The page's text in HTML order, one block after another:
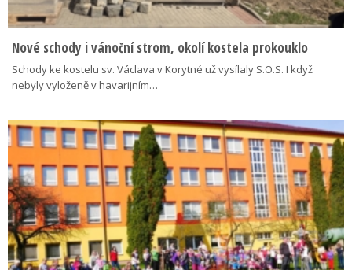
Nové schody i vánoční strom, okolí kostela prokouklo
Schody ke kostelu sv. Václava v Korytné už vysílaly S.O.S. I když
nebyly vyloženě v havarijním…